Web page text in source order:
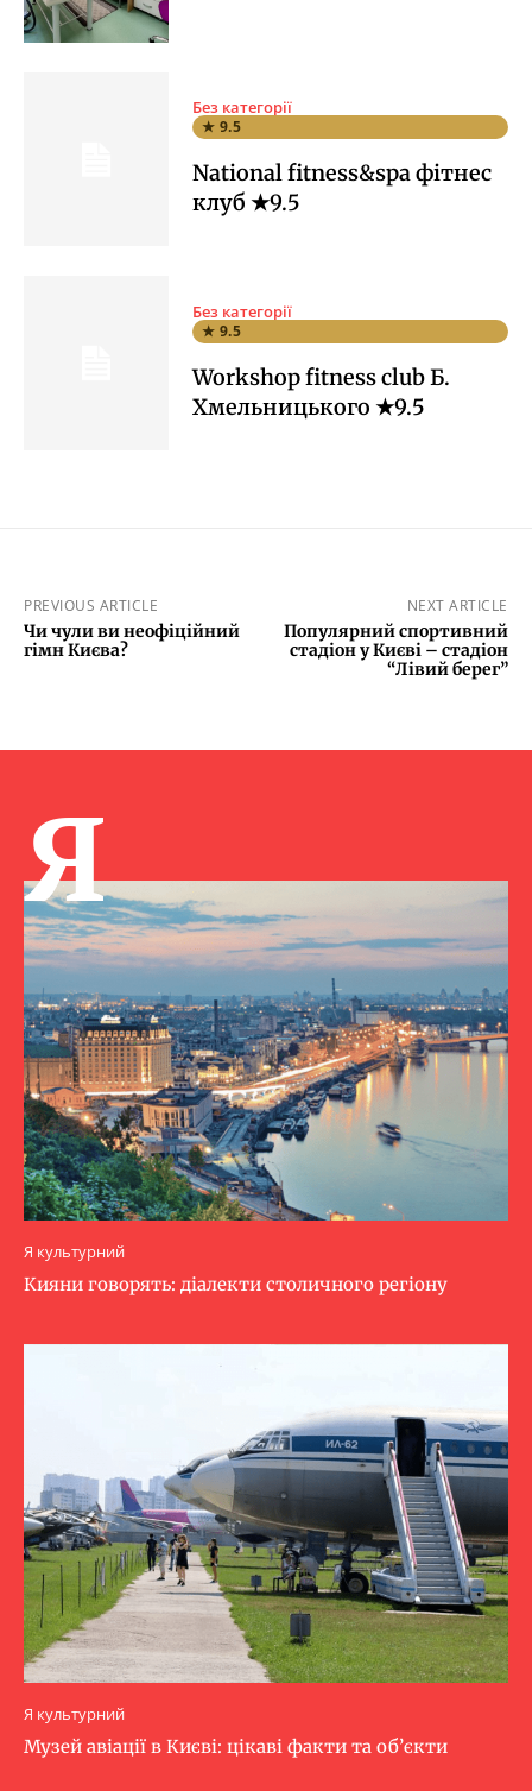
Без категорії
★ 9.5
National fitness&spa фітнес
клуб ★9.5
Без категорії
★ 9.5
Workshop fitness club Б.
Хмельницького ★9.5
PREVIOUS ARTICLE
Чи чули ви неофіційний
гімн Києва?
NEXT ARTICLE
Популярний спортивний
стадіон у Києві – стадіон
“Лівий берег”
Я
Я культурний
Кияни говорять: діалекти столичного регіону
Я культурний
Музей авіації в Києві: цікаві факти та об’єкти